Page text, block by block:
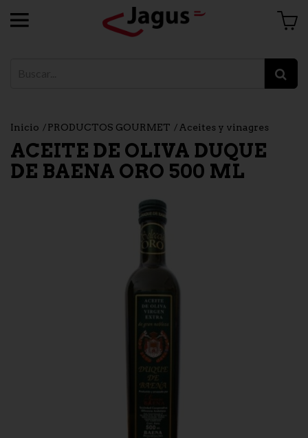
Inicio PRODUCTOS GOURMET Aceites y vinagres
ACEITE DE OLIVA DUQUE
DE BAENA ORO 500 ML